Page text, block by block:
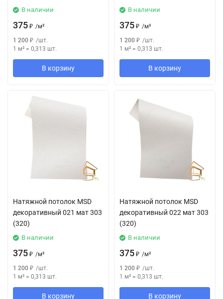
В наличии
375 ₽ /м²
1 200 ₽ /шт.
1 м² = 0,313 шт.
В корзину
В наличии
375 ₽ /м²
1 200 ₽ /шт.
1 м² = 0,313 шт.
В корзину
Натяжной потолок MSD
декоративный 021 мат 303
(320)
В наличии
375 ₽ /м²
1 200 ₽ /шт.
1 м² = 0,313 шт.
В корзину
Натяжной потолок MSD
декоративный 022 мат 303
(320)
В наличии
375 ₽ /м²
1 200 ₽ /шт.
1 м² = 0,313 шт.
В корзину